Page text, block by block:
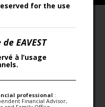
for the use
EAVEST
à l’usage
professional :
Financial Advisor,